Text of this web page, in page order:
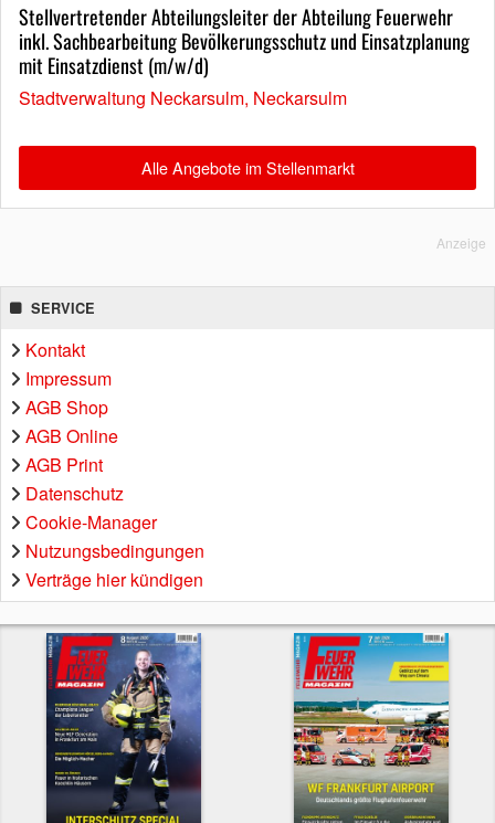
Stellvertretender Abteilungsleiter der Abteilung Feuerwehr
inkl. Sachbearbeitung Bevölkerungsschutz und Einsatzplanung
mit Einsatzdienst (m/w/d)
Stadtverwaltung Neckarsulm, Neckarsulm
Alle Angebote im Stellenmarkt
Anzeige
SERVICE
Kontakt
Impressum
AGB Shop
AGB Online
AGB Print
Datenschutz
Cookie-Manager
Nutzungsbedingungen
Verträge hier kündigen